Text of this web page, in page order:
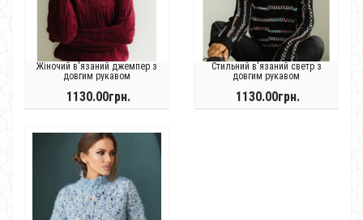
Жіночий в'язаний джемпер з
довгим рукавом
1130.00грн.
Стильний в'язаний светр з
довгим рукавом
1130.00грн.